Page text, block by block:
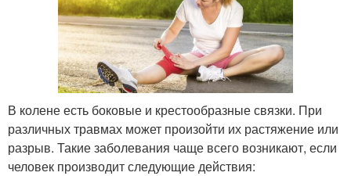
В колене есть боковые и крестообразные связки. При
различных травмах может произойти их растяжение или
разрыв. Такие заболевания чаще всего возникают, если
человек производит следующие действия: